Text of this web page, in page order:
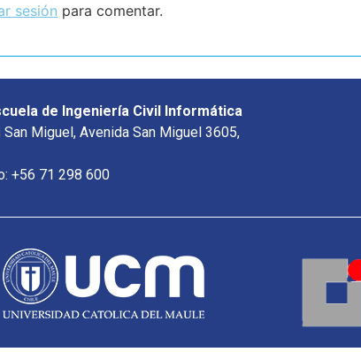
sesión para comentar.
de Ingeniería Civil Informática
San Miguel, Avenida San Miguel 3605,
+56 71 298 600